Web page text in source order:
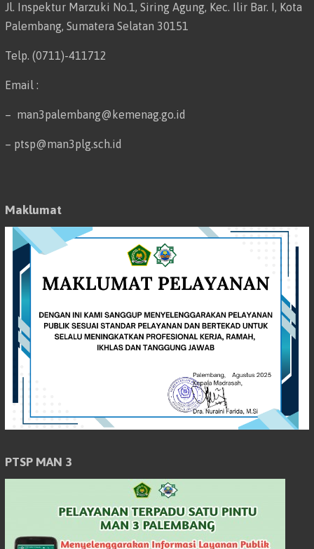
Jl. Inspektur Marzuki No.1, Siring Agung, Kec. Ilir Bar. I, Kota
Palembang, Sumatera Selatan 30151
Telp. (0711)-411712
Email :
– man3palembang@kemenag.go.id
– ptsp@man3plg.sch.id
Maklumat
PTSP MAN 3